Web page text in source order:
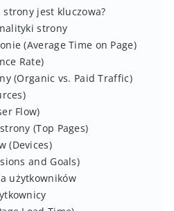
jest kluczowa?
strony
(Average Time on Page)
Rate)
(Organic vs. Paid Traffic)
Flow)
(Top Pages)
(Devices)
and Goals)
użytkowników